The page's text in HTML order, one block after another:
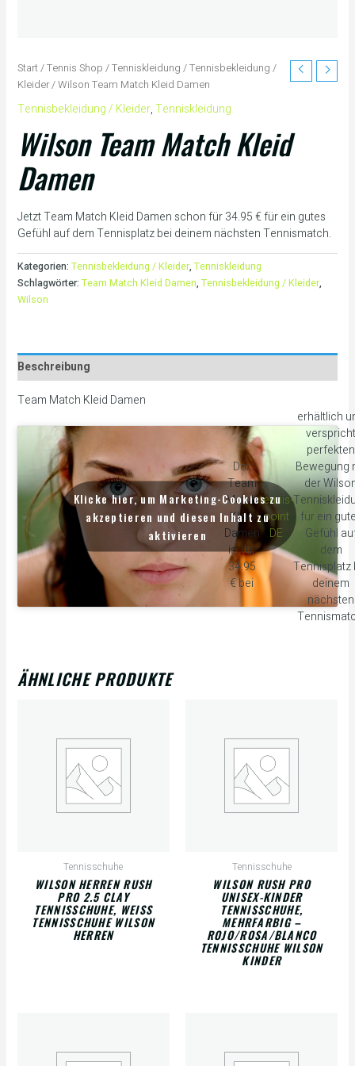
Start/Tennis Shop /Tenniskleidung /Tennisbekleidung /
Kleider/ Wilson Team Match Kleid Damen
Tennisbekleidung / Kleider,Tenniskleidung
Wilson Team Match Kleid
Damen
Jetzt Team Match Kleid Damen schon für 34.95 € für ein gutes
Gefühl auf dem Tennisplatz bei deinem nächsten Tennismatch.
Kategorien: Tennisbekleidung / Kleider, Tenniskleidung
Schlagwörter: Team Match Kleid Damen, Tennisbekleidung / Kleider,
Wilson
Beschreibung
Team Match Kleid Damen
Der
Team
Match
Kleid
Damen
ist für
34.95
€ bei
tennis-
point
DE
erhältlich
verspricht
perfekten
Bewegung
der
für ein
Gefühl
dem
Tennisplatz
deinem
nächsten
Klicke hier, um Marketing-Cookies zu
akzeptieren und diesen Inhalt zu
aktivieren
ÄHNLICHE PRODUKTE
Tennisschuhe
WILSON HERREN RUSH
PRO 2.5 CLAY
TENNISSCHUHE, WEISS T
ENNISSCHUHE WILSON H
ERREN
Tennisschuhe
WILSON RUSH PRO
UNISEX-KINDER
TENNISSCHUHE,
MEHRFARBIG –
ROJO/ROSA/BLANCO
TENNISSCHUHE WILSON
KINDER